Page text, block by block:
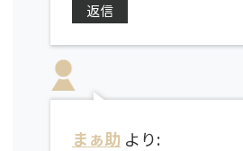
返信
まぁ助 より: